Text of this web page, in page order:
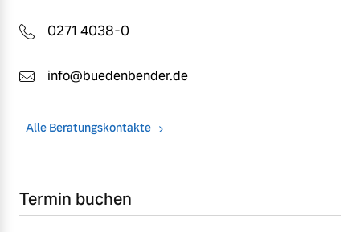
0271 4038-0
info@buedenbender.de
Alle Beratungskontakte
Termin buchen